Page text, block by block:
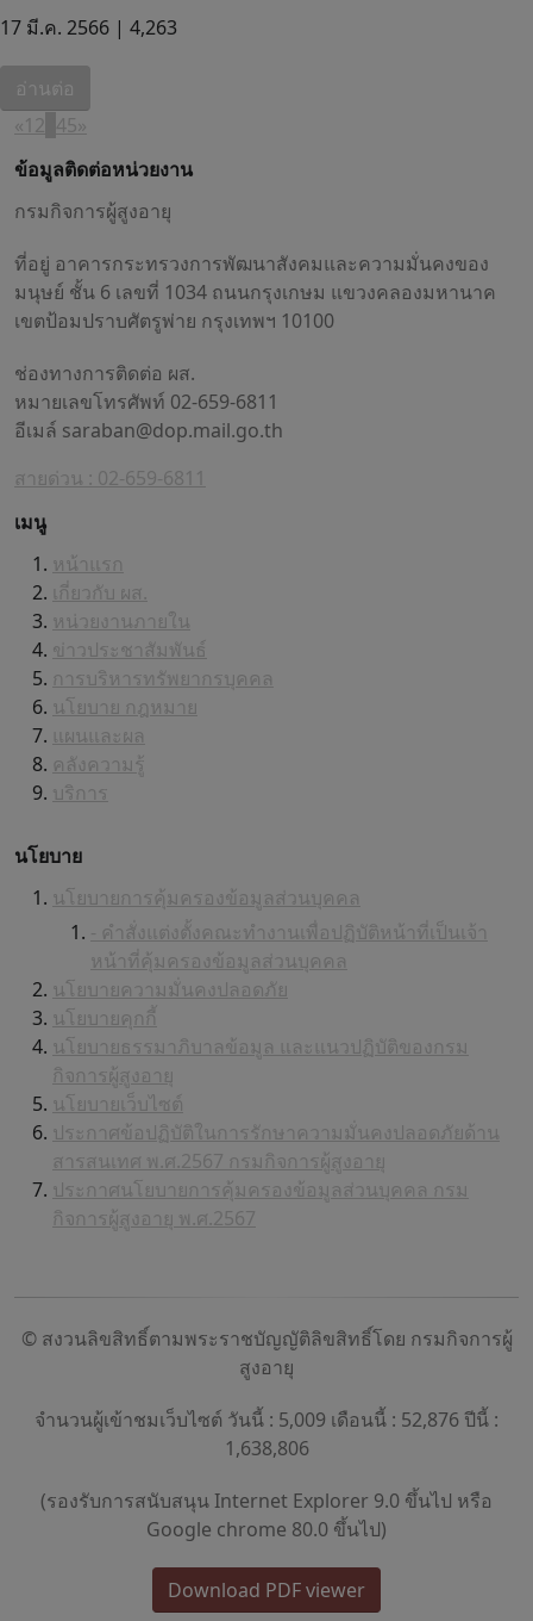
17 มี.ค. 2566 | 4,263
อ่านต่อ
«1 2 45»
ข้อมูลติดต่อหน่วยงาน
กรมกิจการผู้สูงอายุ
ที่อยู่ อาคารกระทรวงการพัฒนาสังคมและความมั่นคงของ
มนุษย์ ชั้น 6 เลขที่ 1034 ถนนกรุงเกษม แขวงคลองมหานาค
เขตป้อมปราบศัตรูพ่าย กรุงเทพฯ 10100
ช่องทางการติดต่อ ผส.
หมายเลขโทรศัพท์ 02-659-6811
อีเมล์ saraban@dop.mail.go.th
สายด่วน : 02-659-6811
เมนู
หน้าแรก
เกี่ยวกับ ผส.
หน่วยงานภายใน
ข่าวประชาสัมพันธ์
การบริหารทรัพยากรบุคคล
นโยบาย กฎหมาย
แผนและผล
คลังความรู้
บริการ
นโยบาย
นโยบายการคุ้มครองข้อมูลส่วนบุคคล
- คำสั่งแต่งตั้งคณะทำงานเพื่อปฏิบัติหน้าที่เป็นเจ้า
หน้าที่คุ้มครองข้อมูลส่วนบุคคล
นโยบายความมั่นคงปลอดภัย
นโยบายคุกกี้
นโยบายธรรมาภิบาลข้อมูล และแนวปฏิบัติของกรม
กิจการผู้สูงอายุ
นโยบายเว็บไซต์
ประกาศข้อปฏิบัติในการรักษาความมั่นคงปลอดภัยด้าน
สารสนเทศ พ.ศ.2567 กรมกิจการผู้สูงอายุ
ประกาศนโยบายการคุ้มครองข้อมูลส่วนบุคคล กรม
กิจการผู้สูงอายุ พ.ศ.2567
© สงวนลิขสิทธิ์ตามพระราชบัญญัติลิขสิทธิ์โดย กรมกิจการผู้
สูงอายุ
จำนวนผู้เข้าชมเว็บไซต์ วันนี้ : 5,009 เดือนนี้ : 52,876 ปีนี้ :
1,638,806
(รองรับการสนับสนุน Internet Explorer 9.0 ขึ้นไป หรือ
Google chrome 80.0 ขึ้นไป)
Download PDF viewer